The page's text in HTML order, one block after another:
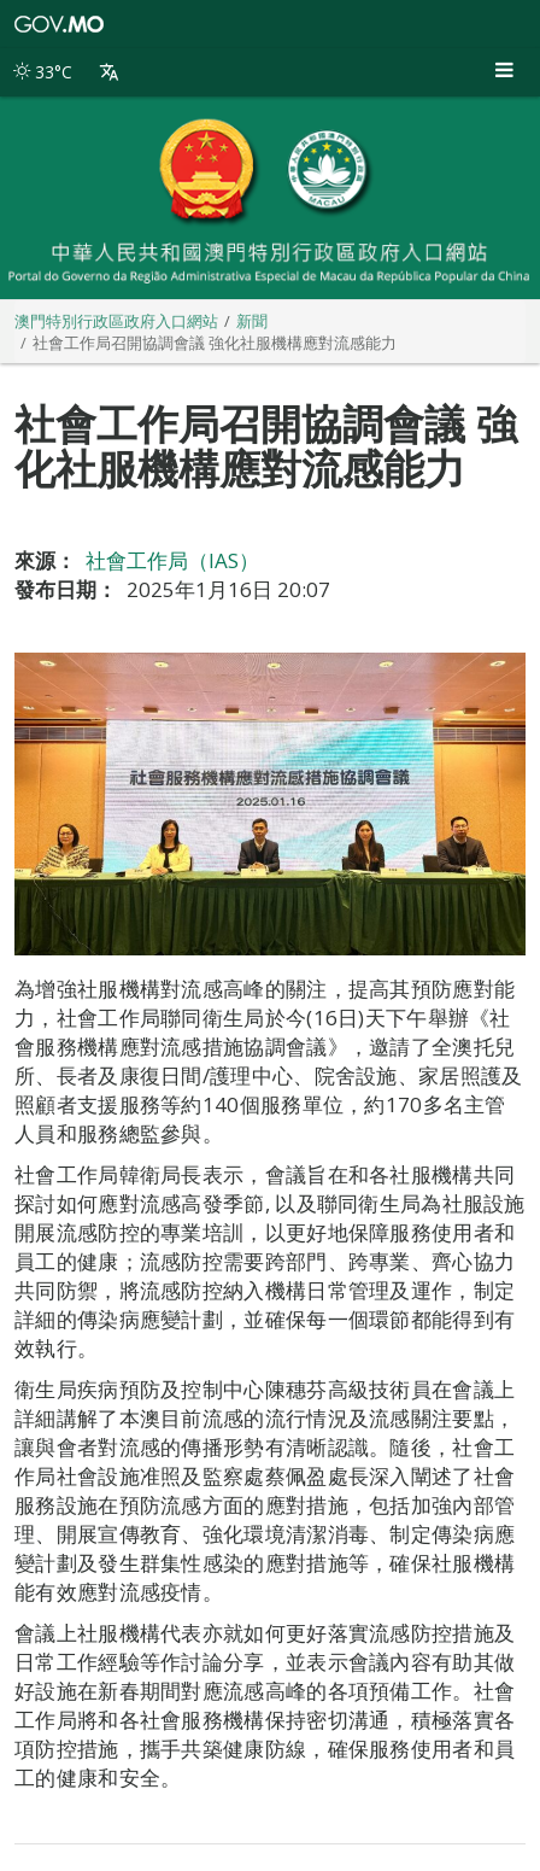
別
33°C
澳門特別行政區政府入口網站
新聞
社會工作局召開協調會議 強化社服機構應對流感能力
社會工作局召開協調會議 強
化社服機構應對流感能力
來源：
社會工作局（IAS）
發布日期：
2025年1月16日 20:07
為增強社服機構對流感高峰的關注，提高其預防應對能
力，社會工作局聯同衛生局於今(16日)天下午舉辦《社
會服務機構應對流感措施協調會議》，邀請了全澳托兒
所、長者及康復日間/護理中心、院舍設施、家居照護及
照顧者支援服務等約140個服務單位，約170多名主管
人員和服務總監參與。
社會工作局韓衛局長表示，會議旨在和各社服機構共同
探討如何應對流感高發季節, 以及聯同衛生局為社服設施
開展流感防控的專業培訓，以更好地保障服務使用者和
員工的健康；流感防控需要跨部門、跨專業、齊心協力
共同防禦，將流感防控納入機構日常管理及運作，制定
詳細的傳染病應變計劃，並確保每一個環節都能得到有
效執行。
衛生局疾病預防及控制中心陳穗芬高級技術員在會議上
詳細講解了本澳目前流感的流行情況及流感關注要點，
讓與會者對流感的傳播形勢有清晰認識。隨後，社會工
作局社會設施准照及監察處蔡佩盈處長深入闡述了社會
服務設施在預防流感方面的應對措施，包括加強內部管
理、開展宣傳教育、強化環境清潔消毒、制定傳染病應
變計劃及發生群集性感染的應對措施等，確保社服機構
能有效應對流感疫情。
會議上社服機構代表亦就如何更好落實流感防控措施及
日常工作經驗等作討論分享，並表示會議內容有助其做
好設施在新春期間對應流感高峰的各項預備工作。社會
工作局將和各社會服務機構保持密切溝通，積極落實各
項防控措施，攜手共築健康防線，確保服務使用者和員
工的健康和安全。